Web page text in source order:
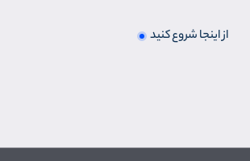
از اینجا شروع کنید